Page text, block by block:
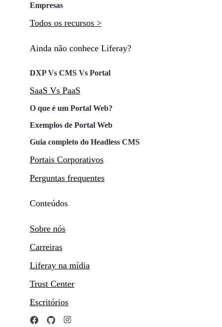
Empresas
Todos os recursos >
Ainda não conhece Liferay?
DXP Vs CMS Vs Portal
SaaS Vs PaaS
O que é um Portal Web?
Exemplos de Portal Web
Guia completo do Headless CMS
Portais Corporativos
Perguntas frequentes
Conteúdos
Sobre nós
Carreiras
Liferay na mídia
Trust Center
Escritórios